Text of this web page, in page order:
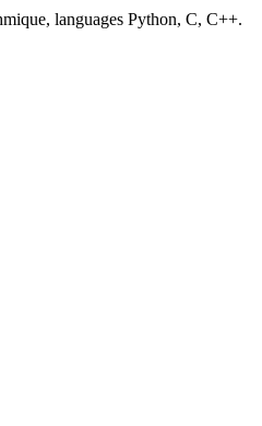
languages Python, C, C++.